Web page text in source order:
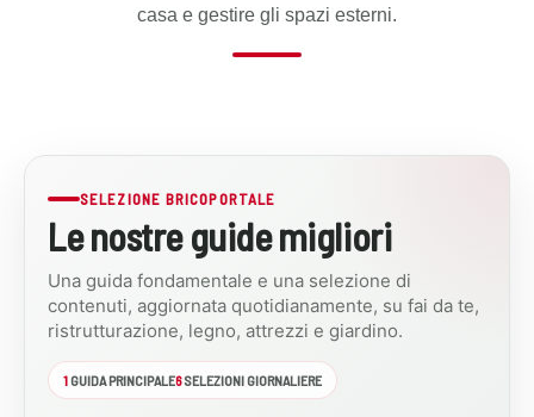
casa e gestire gli spazi esterni.
SELEZIONE BRICOPORTALE
Le nostre guide migliori
Una guida fondamentale e una selezione di
contenuti, aggiornata quotidianamente, su fai da te,
ristrutturazione, legno, attrezzi e giardino.
1GUIDA PRINCIPALE6SELEZIONI GIORNALIERE
una
zanzariera
fai
da
te
su
misura
Costruire
zanzariera
fai
da
te
richiede
la
LEGGI
LA
GUIDA
CARTONGESSO
Come